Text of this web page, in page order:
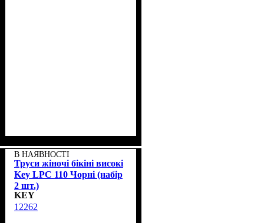
В НАЯВНОСТІ
Труси жіночі бікіні високі
Key LPC 110 Чорні (набір
2 шт.)
KEY
12262